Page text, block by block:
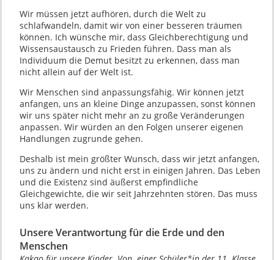
Wir müssen jetzt aufhören, durch die Welt zu
schlafwandeln, damit wir von einer besseren träumen
können. Ich wünsche mir, dass Gleichberechtigung und
Wissensaustausch zu Frieden führen. Dass man als
Individuum die Demut besitzt zu erkennen, dass man
nicht allein auf der Welt ist.
Wir Menschen sind anpassungsfähig. Wir können jetzt
anfangen, uns an kleine Dinge anzupassen, sonst können
wir uns später nicht mehr an zu große Veränderungen
anpassen. Wir würden an den Folgen unserer eigenen
Handlungen zugrunde gehen.
Deshalb ist mein größter Wunsch, dass wir jetzt anfangen,
uns zu ändern und nicht erst in einigen Jahren. Das Leben
und die Existenz sind äußerst empfindliche
Gleichgewichte, die wir seit Jahrzehnten stören. Das muss
uns klar werden.
Unsere Verantwortung für die Erde und den
Menschen